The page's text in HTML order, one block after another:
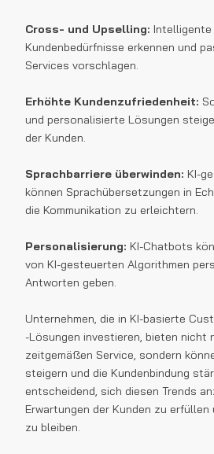
Cross- und Upselling:
Kundenbedürfnisse erkennen und
Services vorschlagen.
Erhöhte Kundenzufriedenheit:
und personalisierte Lösungen
der Kunden.
Sprachbarriere überwinden: KI-
können Sprachübersetzungen in
die Kommunikation zu erleichtern.
Personalisierung: KI-Chatbots
von KI-gesteuerten Algorithmen
Antworten geben.
Unternehmen, die in KI-basierte
-Lösungen investieren, bieten nicht
zeitgemäßen Service, sondern
steigern und die Kundenbindung
entscheidend, sich diesen Trends
Erwartungen der Kunden zu
zu bleiben.